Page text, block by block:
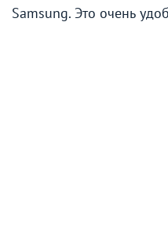
Samsung. Это очень